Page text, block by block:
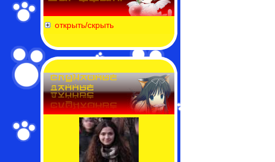
открыть/скрыть